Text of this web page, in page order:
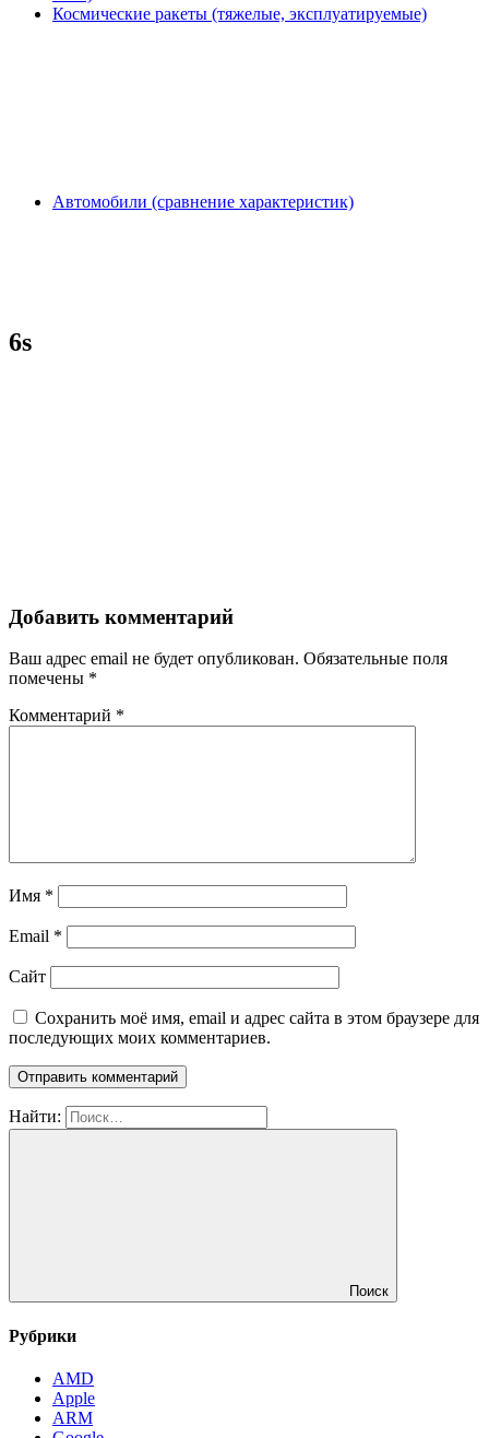
Космические ракеты (тяжелые, эксплуатируемые)
Автомобили (сравнение характеристик)
6s
Добавить комментарий
Ваш адрес email не будет опубликован. Обязательные поля
помечены *
Комментарий *
Имя *
Email *
Сайт
Сохранить моё имя, email и адрес сайта в этом браузере для
последующих моих комментариев.
Найти:
Поиск
Рубрики
AMD
Apple
ARM